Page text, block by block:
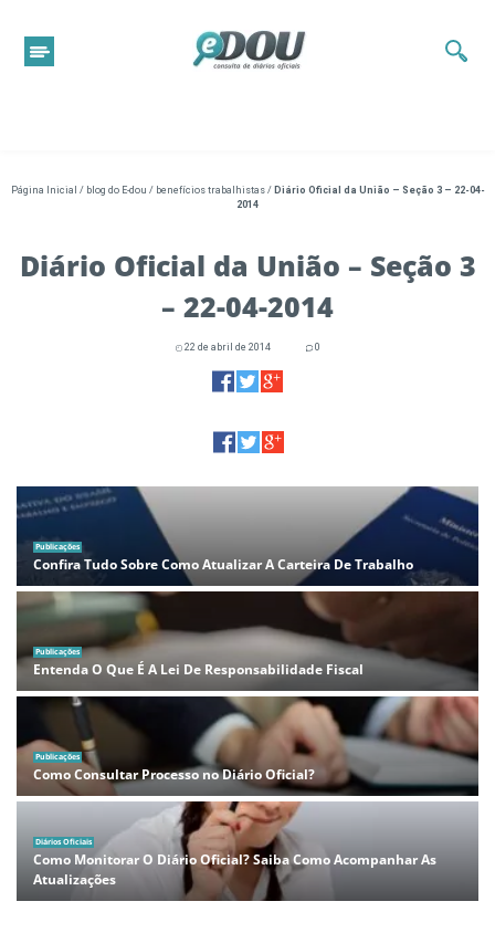
Página Inicial / blog do E-dou / benefícios trabalhistas/ Diário Oficial da União – Seção 3 – 22-04-
2014
Diário Oficial da União – Seção 3
– 22-04-2014
22 de abril de 2014 0
Publicações
Confira Tudo Sobre Como Atualizar A Carteira De Trabalho
Publicações
Entenda O Que É A Lei De Responsabilidade Fiscal
Publicações
Como Consultar Processo no Diário Oficial?
Diários Oficiais
Como Monitorar O Diário Oficial? Saiba Como Acompanhar As
Atualizações